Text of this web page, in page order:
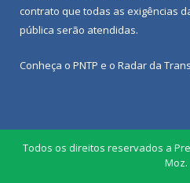
contrato que todas as exigências
pública serão atendidas.
Conheça o PNTP e o Radar da
Todos os direitos reservados a
Moz.